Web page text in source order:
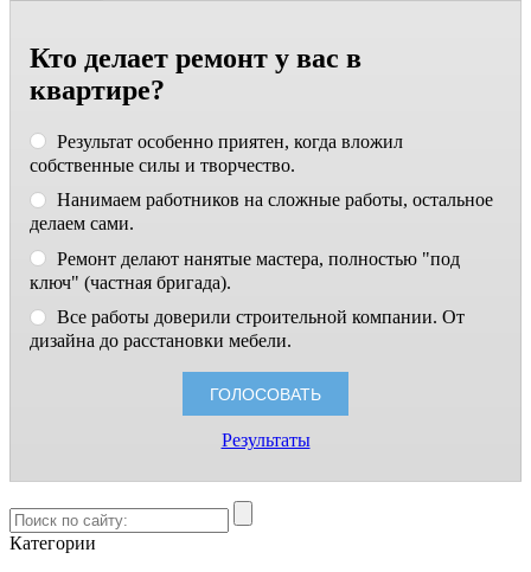
Кто делает ремонт у вас в
квартире?
Результат особенно приятен, когда вложил
собственные силы и творчество.
Нанимаем работников на сложные работы, остальное
делаем сами.
Ремонт делают нанятые мастера, полностью "под
ключ" (частная бригада).
Все работы доверили строительной компании. От
дизайна до расстановки мебели.
Результаты
Категории